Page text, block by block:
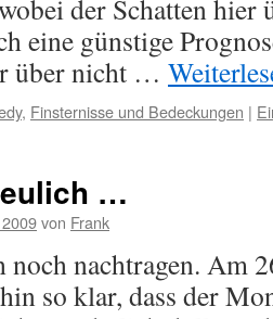
der Schatten hier
eine günstige
über nicht …
, Finsternisse und Bedeckungen |
…
von Frank
nachtragen. Am
so klar, dass der